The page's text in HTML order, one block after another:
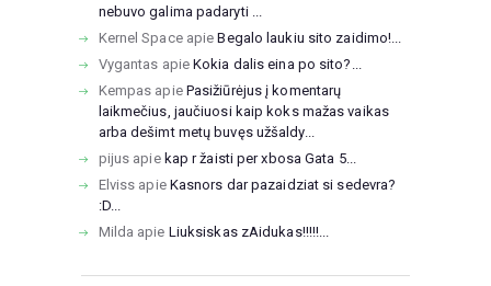
nebuvo galima padaryti ...
Kernel SpaceapieBegalo laukiu sito zaidimo!...
Vygantas apieKokia dalis eina po sito?...
Kempas apie Pasižiūrėjus į komentarų
laikmečius, jaučiuosi kaip koks mažas vaikas
arba dešimt metų buvęs užšaldy...
pijus apie kap r žaisti per xbosa Gata 5...
Elviss apie Kasnors dar pazaidziat si sedevra?
:D...
Milda apie Liuksiskas zAidukas!!!!!...